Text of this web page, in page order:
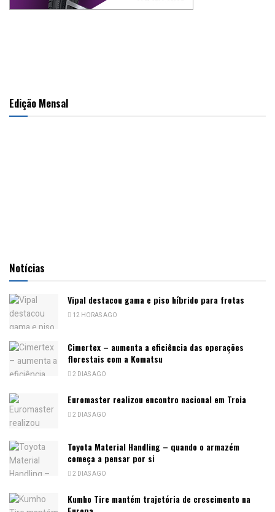
Edição Mensal
Notícias
Vipal destacou gama e piso híbrido para frotas
12 HORAS AGO
Cimertex – aumenta a eficiência das operações
florestais com a Komatsu
2 DIAS AGO
Euromaster realizou encontro nacional em Troia
2 DIAS AGO
Toyota Material Handling – quando o armazém
começa a pensar por si
2 DIAS AGO
Kumho Tire mantém trajetória de crescimento na